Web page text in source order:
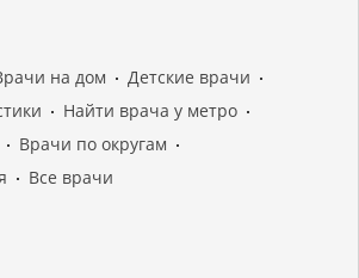
на дом
Детские врачи
Найти врача у метро
Врачи по округам
Все врачи